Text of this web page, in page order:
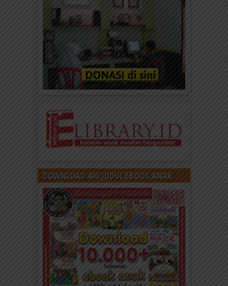
DOWNLOAD 400 JUDUL EBOOK ANAK